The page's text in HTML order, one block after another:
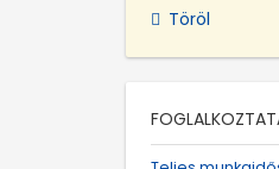
Töröl